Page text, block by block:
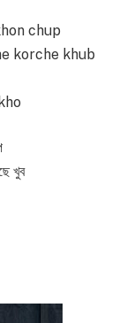
chup
korche khub
খুব